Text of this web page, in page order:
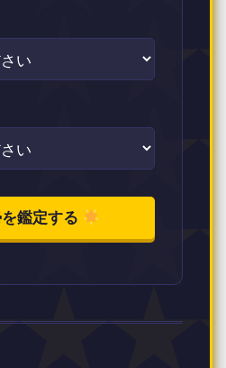
鑑定する